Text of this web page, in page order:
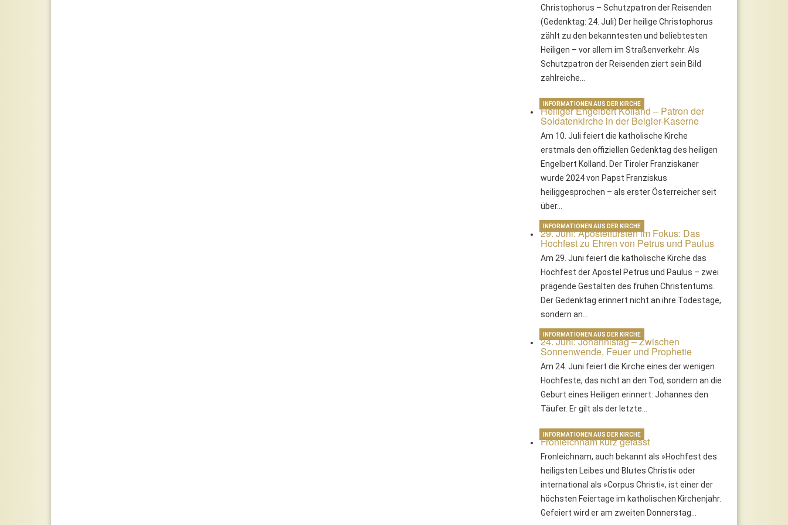
Christophorus – Schutzpatron der Reisenden
(Gedenktag: 24. Juli) Der heilige Christophorus
zählt zu den bekanntesten und beliebtesten
Heiligen – vor allem im Straßenverkehr. Als
Schutzpatron der Reisenden ziert sein Bild
zahlreiche…
Heiliger Engelbert Kolland – Patron der
Soldatenkirche in der Belgier-Kaserne
Am 10. Juli feiert die katholische Kirche
erstmals den offiziellen Gedenktag des heiligen
Engelbert Kolland. Der Tiroler Franziskaner
wurde 2024 von Papst Franziskus
heiliggesprochen – als erster Österreicher seit
über…
INFORMATIONEN AUS DER KIRCHE
29. Juni: Apostelfürsten im Fokus: Das
Hochfest zu Ehren von Petrus und Paulus
Am 29. Juni feiert die katholische Kirche das
Hochfest der Apostel Petrus und Paulus – zwei
prägende Gestalten des frühen Christentums.
Der Gedenktag erinnert nicht an ihre Todestage,
sondern an…
INFORMATIONEN AUS DER KIRCHE
24. Juni: Johannistag – Zwischen
Sonnenwende, Feuer und Prophetie
Am 24. Juni feiert die Kirche eines der wenigen
Hochfeste, das nicht an den Tod, sondern an die
Geburt eines Heiligen erinnert: Johannes den
Täufer. Er gilt als der letzte…
INFORMATIONEN AUS DER KIRCHE
Fronleichnam kurz gefasst
Fronleichnam, auch bekannt als »Hochfest des
heiligsten Leibes und Blutes Christi« oder
international als »Corpus Christi«, ist einer der
höchsten Feiertage im katholischen Kirchenjahr.
Gefeiert wird er am zweiten Donnerstag…
INFORMATIONEN AUS DER KIRCHE